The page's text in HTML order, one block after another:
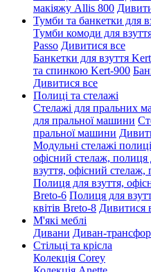
макіяжу Allis 800
Тумби та банкетки для
Тумби комоди для
Passo Дивитися все
Банкетки для взуття Kert
та спинкою Kert-900
Дивитися все
Полиці та стелажі
Стелажі для пральних
для пральної машини
пральної машини
Модульні стелажі
офісний стелаж, полиця
взуття, офісний стелаж,
Полиця для взуття,
Breto-6 Полиця для
квітів Breto-8 Дивитися
М'які меблі
Дивани Диван-
Стільці та крісла
Колекція Corey